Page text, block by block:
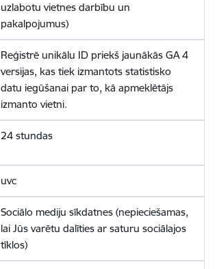
uzlabotu vietnes darbību un
pakalpojumus)
Reģistrē unikālu ID priekš jaunākās GA 4
versijas, kas tiek izmantots statistisko
datu iegūšanai par to, kā apmeklētājs
izmanto vietni.
24 stundas
uvc
Sociālo mediju sīkdatnes (nepieciešamas,
lai Jūs varētu dalīties ar saturu sociālajos
tīklos)